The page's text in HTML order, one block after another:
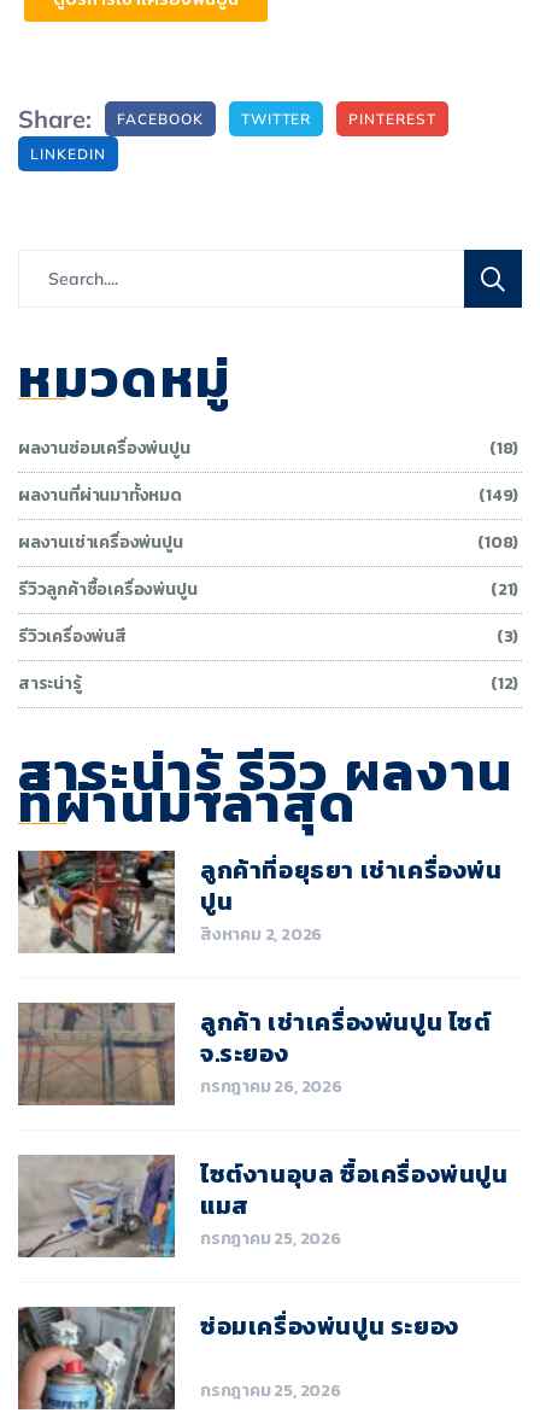
Share: FACEBOOK TWITTER
PINTEREST
LINKEDIN
หมวดหมู่
ผลงานซ่อมเครื่องพ่นปูน
(18)
ผลงานที่ผ่านมาทั้งหมด
(149)
ผลงานเช่าเครื่องพ่นปูน
(108)
รีวิวลูกค้าซื้อเครื่องพ่นปูน
(21)
รีวิวเครื่องพ่นสี
(3)
สาระน่ารู้
(12)
สาระน่ารู้ รีวิว ผลงาน
ที่ผ่านมาล่าสุด
สิงหาคม 2, 2026
ลูกค้าที่อยุธยา เช่าเครื่องพ่น
ปูน
กรกฎาคม 26, 2026
ลูกค้า เช่าเครื่องพ่นปูน ไซต์
จ.ระยอง
กรกฎาคม 25, 2026
ไซต์งานอุบล ซื้อเครื่องพ่นปูน
แมส
กรกฎาคม 25, 2026
ซ่อมเครื่องพ่นปูน ระยอง